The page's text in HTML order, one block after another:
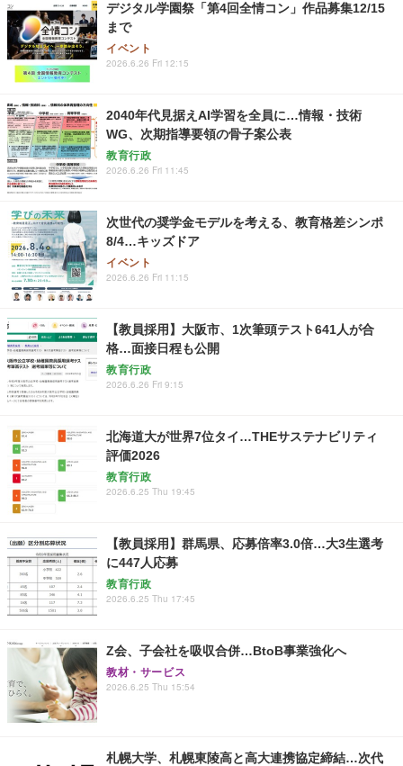
デジタル学園祭「第4回全情コン」作品募集12/15
まで
イベント
2026.6.26 Fri 12:15
2040年代見据えAI学習を全員に…情報・技術
WG、次期指導要領の骨子案公表
教育行政
2026.6.26 Fri 11:45
次世代の奨学金モデルを考える、教育格差シンポ
8/4…キッズドア
イベント
2026.6.26 Fri 11:15
【教員採用】大阪市、1次筆頭テスト641人が合
格…面接日程も公開
教育行政
2026.6.26 Fri 9:15
北海道大が世界7位タイ…THEサステナビリティ
評価2026
教育行政
2026.6.25 Thu 19:45
【教員採用】群馬県、応募倍率3.0倍…大3生選考
に447人応募
教育行政
2026.6.25 Thu 17:45
Z会、子会社を吸収合併…BtoB事業強化へ
教材・サービス
2026.6.25 Thu 15:54
札幌大学、札幌東陵高と高大連携協定締結…次代